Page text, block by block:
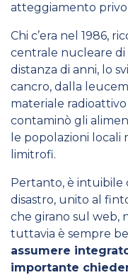
atteggiamento privo
Chi c’era nel 1986,
centrale nucleare di
distanza di anni, lo
cancro, dalla
materiale
contaminò gli
le popolazioni locali
limitrofi.
Pertanto, è intuibile
disastro, unito al
che girano sul web,
tuttavia è sempre
assumere
importante